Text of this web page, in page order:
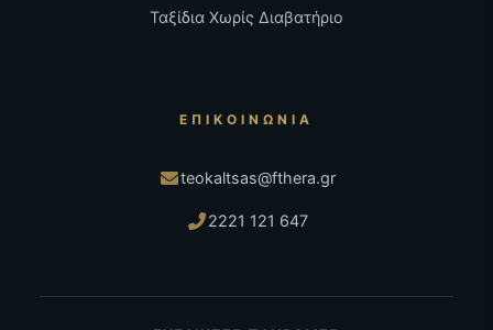
Ταξίδια Χωρίς Διαβατήριο
ΕΠΙΚΟΙΝΩΝΊΑ
teokaltsas@fthera.gr
2221 121 647